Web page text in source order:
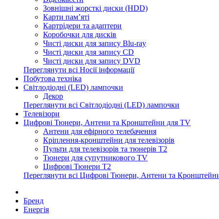
Зовнішні жорсткі диски (HDD)
Карти пам’яті
Картрідери та адаптери
Коробочки для дисків
Чисті диски для запису Blu-ray
Чисті диски для запису CD
Чисті диски для запису DVD
Переглянути всі Носії інформації
Побутова техніка
Світлодіодні (LED) лампочки
Декор
Переглянути всі Світлодіодні (LED) лампочки
Телевізори
Цифрові Тюнери, Антени та Кронштейни для TV
Антени для ефірного телебачення
Кріплення-кронштейни для телевізорів
Пульти для телевізорів та тюнерів T2
Тюнери для супутникового TV
Цифрові Тюнери T2
Переглянути всі Цифрові Тюнери, Антени та
Бренд
Енергія